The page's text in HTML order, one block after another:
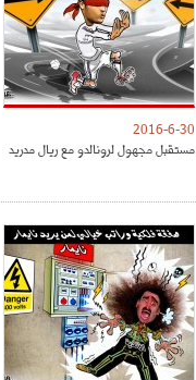
2016-6-30
مستقبل مجهول لرونالدو مع ريال مدريد